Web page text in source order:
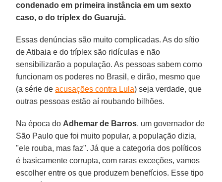
condenado em primeira instância em um sexto
caso, o do tríplex do Guarujá.
Essas denúncias são muito complicadas. As do sítio
de Atibaia e do tríplex são ridículas e não
sensibilizarão a população. As pessoas sabem como
funcionam os poderes no Brasil, e dirão, mesmo que
(a série deacusações contra Lula) seja verdade, que
outras pessoas estão aí roubando bilhões.
Na época do Adhemar de Barros, um governador de
São Paulo que foi muito popular, a população dizia,
"ele rouba, mas faz". Já que a categoria dos políticos
é basicamente corrupta, com raras exceções, vamos
escolher entre os que produzem benefícios. Esse tipo